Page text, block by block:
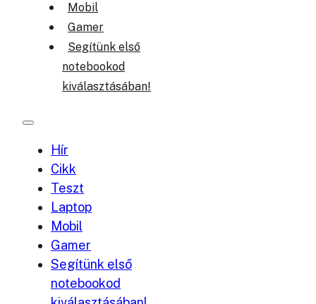
Mobil
Gamer
Segítünk első
notebookod
kiválasztásában!
Hír
Cikk
Teszt
Laptop
Mobil
Gamer
Segítünk első
notebookod